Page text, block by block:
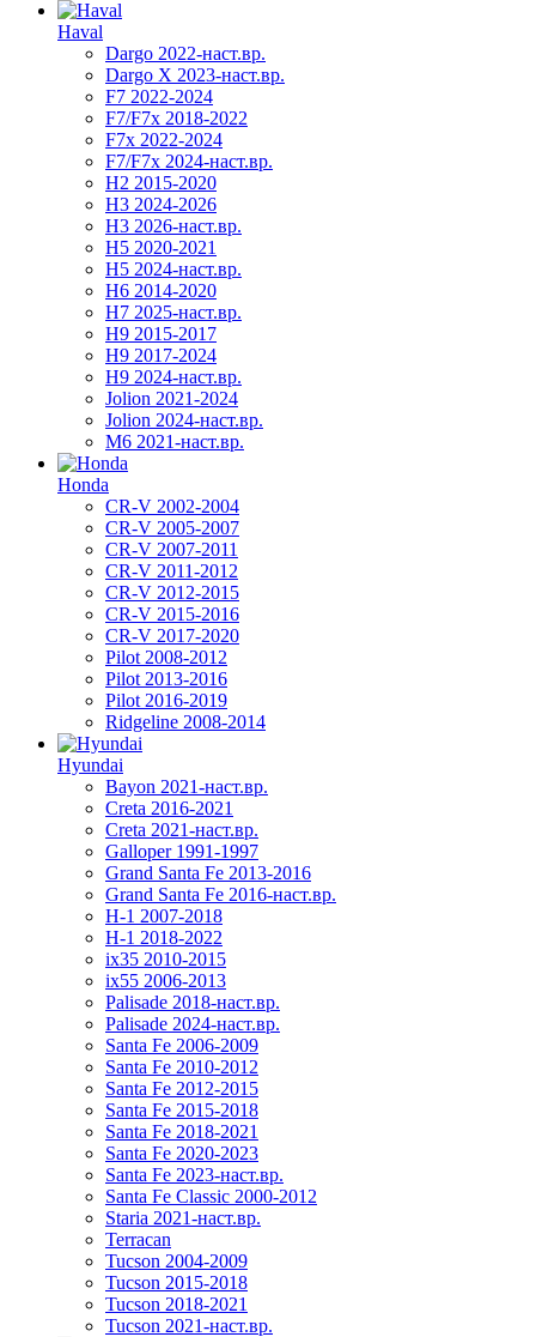
Haval
Dargo 2022-наст.вр.
Dargo X 2023-наст.вр.
F7 2022-2024
F7/F7x 2018-2022
F7x 2022-2024
F7/F7x 2024-наст.вр.
H2 2015-2020
H3 2024-2026
H3 2026-наст.вр.
H5 2020-2021
H5 2024-наст.вр.
H6 2014-2020
H7 2025-наст.вр.
H9 2015-2017
H9 2017-2024
H9 2024-наст.вр.
Jolion 2021-2024
Jolion 2024-наст.вр.
М6 2021-наст.вр.
Honda
CR-V 2002-2004
CR-V 2005-2007
CR-V 2007-2011
CR-V 2011-2012
CR-V 2012-2015
CR-V 2015-2016
CR-V 2017-2020
Pilot 2008-2012
Pilot 2013-2016
Pilot 2016-2019
Ridgeline 2008-2014
Hyundai
Bayon 2021-наст.вр.
Creta 2016-2021
Creta 2021-наст.вр.
Galloper 1991-1997
Grand Santa Fe 2013-2016
Grand Santa Fe 2016-наст.вр.
H-1 2007-2018
H-1 2018-2022
ix35 2010-2015
ix55 2006-2013
Palisade 2018-наст.вр.
Palisade 2024-наст.вр.
Santa Fe 2006-2009
Santa Fe 2010-2012
Santa Fe 2012-2015
Santa Fe 2015-2018
Santa Fe 2018-2021
Santa Fe 2020-2023
Santa Fe 2023-наст.вр.
Santa Fe Classic 2000-2012
Staria 2021-наст.вр.
Terracan
Tucson 2004-2009
Tucson 2015-2018
Tucson 2018-2021
Tucson 2021-наст.вр.